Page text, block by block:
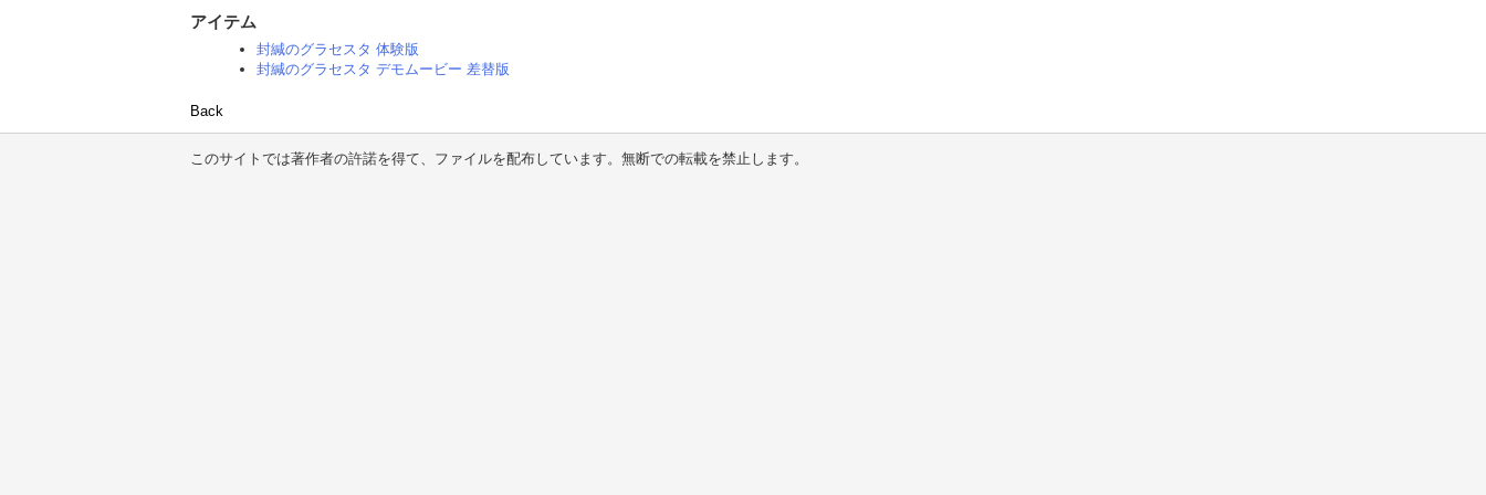
アイテム
封緘のグラセスタ 体験版
封緘のグラセスタ デモムービー 差替版
Back
このサイトでは著作者の許諾を得て、ファイルを配布しています。無断での転載を禁止します。